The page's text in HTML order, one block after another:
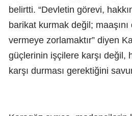
belirtti. “Devletin görevi,
barikat kurmak değil;
vermeye zorlamaktır” diyen
güçlerinin işçilere karşı değil,
karşı durması gerektiğini